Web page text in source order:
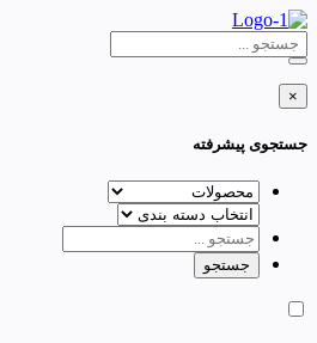
×
جستجوی پیشرفته